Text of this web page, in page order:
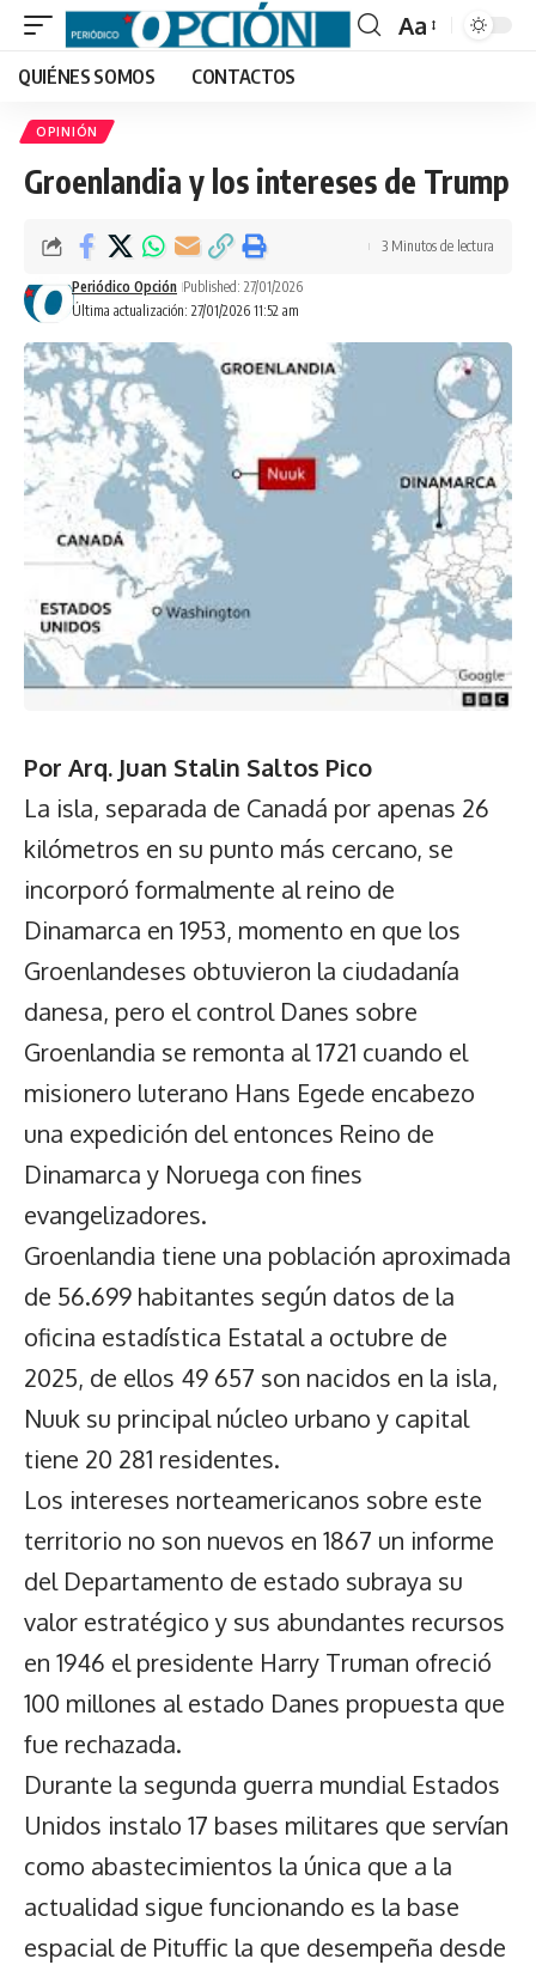
Font
Aa
QUIÉNES SOMOS CONTACTOS
OPINIÓN
Groenlandia y los intereses de Trump
Última actualización: 27/01/2026 11:52 am
Periódico Opción Published: 27/01/2026
3 Minutos de lectura
Por Arq. Juan Stalin Saltos Pico
La isla, separada de Canadá por apenas 26
kilómetros en su punto más cercano, se
incorporó formalmente al reino de
Dinamarca en 1953, momento en que los
Groenlandeses obtuvieron la ciudadanía
danesa, pero el control Danes sobre
Groenlandia se remonta al 1721 cuando el
misionero luterano Hans Egede encabezo
una expedición del entonces Reino de
Dinamarca y Noruega con fines
evangelizadores.
Groenlandia tiene una población aproximada
de 56.699 habitantes según datos de la
oficina estadística Estatal a octubre de
2025, de ellos 49 657 son nacidos en la isla,
Nuuk su principal núcleo urbano y capital
tiene 20 281 residentes.
Los intereses norteamericanos sobre este
territorio no son nuevos en 1867 un informe
del Departamento de estado subraya su
valor estratégico y sus abundantes recursos
en 1946 el presidente Harry Truman ofreció
100 millones al estado Danes propuesta que
fue rechazada.
Durante la segunda guerra mundial Estados
Unidos instalo 17 bases militares que servían
como abastecimientos la única que a la
actualidad sigue funcionando es la base
espacial de Pituffic la que desempeña desde